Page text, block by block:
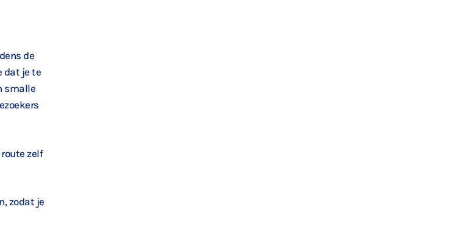
de
dat je te
smalle
zelf
zodat je